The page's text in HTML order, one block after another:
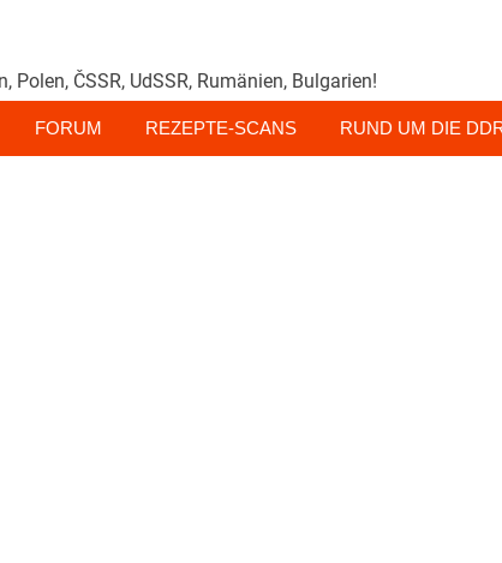
Polen, ČSSR, UdSSR, Rumänien, Bulgarien!
FORUM REZEPTE-SCANS RUND UM DIE